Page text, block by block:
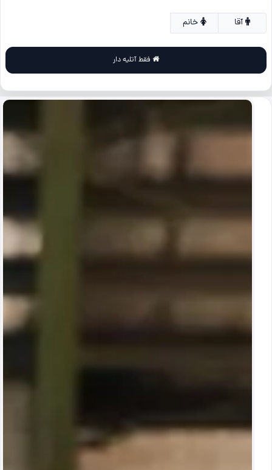
خانم